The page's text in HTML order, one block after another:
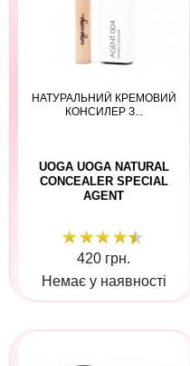
НАТУРАЛЬНИЙ КРЕМОВИЙ
КОНСИЛЕР З...
UOGA UOGA NATURAL
CONCEALER SPECIAL
AGENT
420 грн.
Немає у наявності